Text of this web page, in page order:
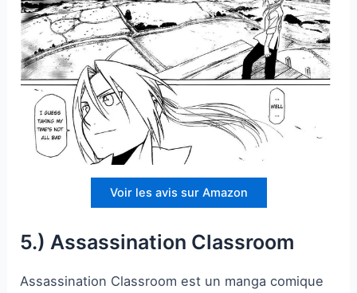
Voir les avis sur Amazon
5.) Assassination Classroom
Assassination Classroom est un manga comique